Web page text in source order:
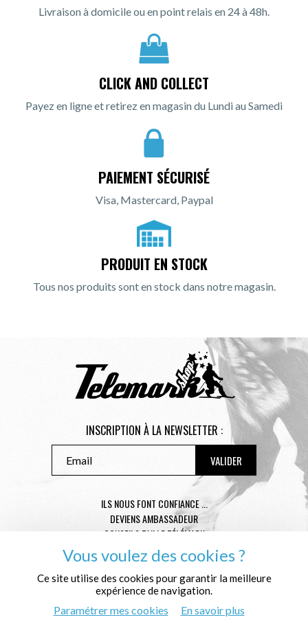
Livraison à domicile ou en point relais en 24 à 48h.
CLICK AND COLLECT
Payez en ligne et retirez en magasin du Lundi au Samedi
PAIEMENT SÉCURISÉ
Visa, Mastercard, Paypal
PRODUIT EN STOCK
Tous nos produits sont en stock dans notre magasin.
INSCRIPTION À LA NEWSLETTER :
ILS NOUS FONT CONFIANCE ...
DEVIENS AMBASSADEUR
CONSEILS TAILLE TÉLÉMARK
CONDITIONS GÉNÉRALES DE VENTE
MENTIONS LÉGALES
POLITIQUE DE CONFIDENTIALITÉ
QUI SOMMES NOUS ?
Vous voulez des cookies ?
Ce site utilise des cookies pour garantir la meilleure
expérience de navigation.
Paramétrer mes cookies En savoir plus